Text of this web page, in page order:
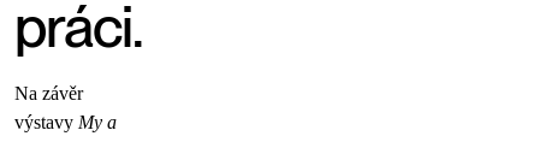
práci.
Na závěr
výstavy My a